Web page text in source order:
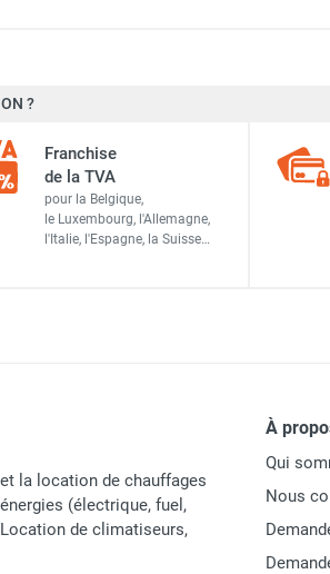
1210000153
4052138021545
ACCESSOIRES
?
Franchise
de la TVA
pour la Belgique,
le Luxembourg, l'Allemagne,
l'Italie, l'Espagne, la Suisse…
la location de chauffages
(électrique, fuel,
de climatiseurs,
À
Qui
Nous